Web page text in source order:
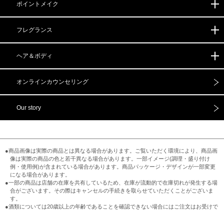
ポイントメイク
フレグランス
ヘア＆ボディ
オンラインカウンセリング
Our story
●商品画像は実際の商品とは異なる場合があります。ご覧いただく環境により、商品画
像は実際の商品の色と若干異なる場合があります。一部イメージ(調理・盛り付け
例・使用例)が含まれている場合があります。商品パッケージ・デザインが一部変更
になる場合があります。
●一部の商品は店舗の在庫を共有しているため、在庫が流動的で在庫切れが発生する場
合がございます。その際はキャンセルの手続きを取らせていただくことがございま
す。
●酒類については20歳以上の年齢であることを確認できない場合にはご注文はお受けで